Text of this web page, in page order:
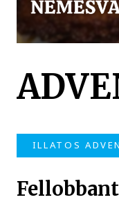
ILLATOS